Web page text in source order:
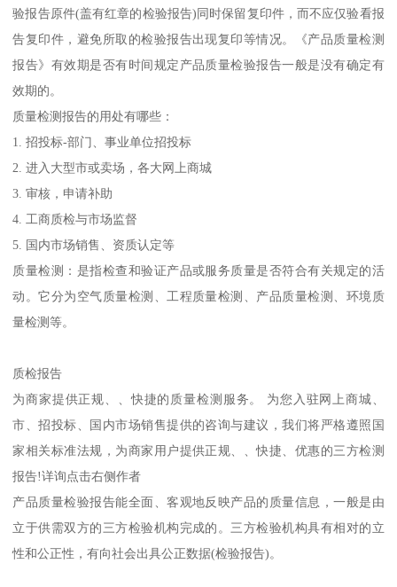
验报告原件(盖有红章的检验报告)同时保留复印件，而不应仅验看报
告复印件，避免所取的检验报告出现复印等情况。《产品质量检测
报告》有效期是否有时间规定产品质量检验报告一般是没有确定有
效期的。
质量检测报告的用处有哪些：
1. 招投标-部门、事业单位招投标
2. 进入大型市或卖场，各大网上商城
3. 审核，申请补助
4. 工商质检与市场监督
5. 国内市场销售、资质认定等
质量检测：是指检查和验证产品或服务质量是否符合有关规定的活
动。它分为空气质量检测、工程质量检测、产品质量检测、环境质
量检测等。
质检报告
为商家提供正规、、快捷的质量检测服务。 为您入驻网上商城、
市、招投标、国内市场销售提供的咨询与建议，我们将严格遵照国
家相关标准法规，为商家用户提供正规、、快捷、优惠的三方检测
报告!详询点击右侧作者
产品质量检验报告能全面、客观地反映产品的质量信息，一般是由
立于供需双方的三方检验机构完成的。三方检验机构具有相对的立
性和公正性，有向社会出具公正数据(检验报告)。